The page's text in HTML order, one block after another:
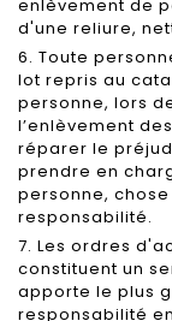
enlèvement de
d'une reliure,
6. Toute
lot repris au
personne, lors
l’enlèvement
réparer le
prendre en
personne,
responsabilité.
7. Les ordres
constituent un
apporte le plus
responsabilité